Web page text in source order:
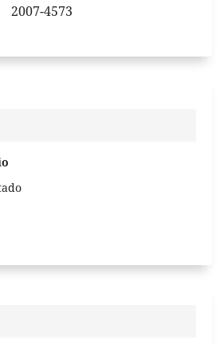
2007-4573